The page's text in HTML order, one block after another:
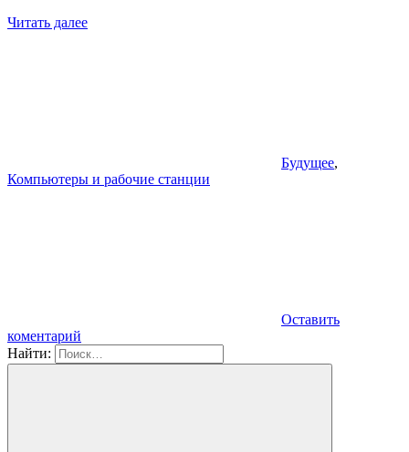
Читать далее
Будущее,
Компьютеры и рабочие станции
Оставить
коментарий
Найти: